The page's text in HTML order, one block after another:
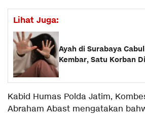
Lihat Juga:
Ayah di Surabaya
Kembar, Satu Korban
Kabid Humas Polda Jatim,
Abraham Abast mengatakan